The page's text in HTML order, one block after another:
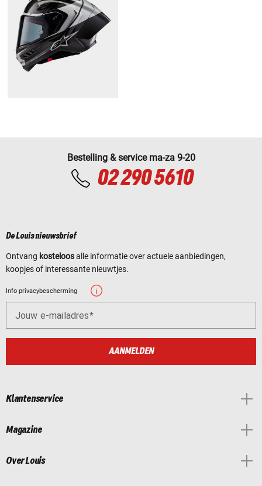
Bestelling & service ma-za 9-20
02 290 5610
De Louis nieuwsbrief
Ontvang kosteloosalle informatie over actuele aanbiedingen,
koopjes of interessante nieuwtjes.
Info privacybescherming
Jouw e-mailadres
AANMELDEN
Klantenservice
Magazine
Over Louis